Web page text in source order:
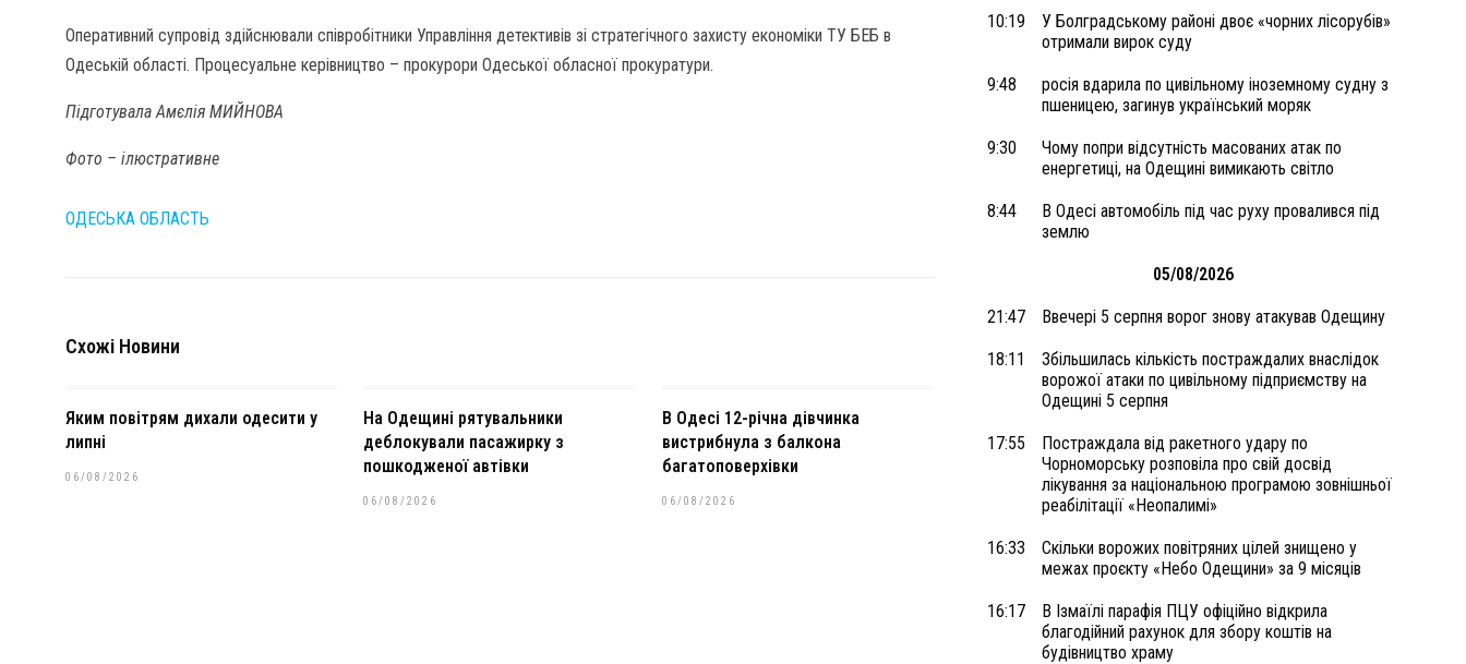
Оперативний супровід здійснювали співробітники Управління детективів зі стратегічного захисту економіки ТУ БЕБ в
Одеській області. Процесуальне керівництво – прокурори Одеської обласної прокуратури.
Підготувала Амєлія МИЙНОВА
Фото – ілюстративне
ОДЕСЬКА ОБЛАСТЬ
Схожі Новини
Яким повітрям дихали одесити у
липні
06/08/2026
На Одещині рятувальники
деблокували пасажирку з
пошкодженої автівки
06/08/2026
В Одесі 12-річна дівчинка
вистрибнула з балкона
багатоповерхівки
06/08/2026
10:19
У Болградському районі двоє «чорних лісорубів»
отримали вирок суду
9:48
росія вдарила по цивільному іноземному судну з
пшеницею, загинув український моряк
9:30
Чому попри відсутність масованих атак по
енергетиці, на Одещині вимикають світло
8:44
В Одесі автомобіль під час руху провалився під
землю
05/08/2026
21:47 Ввечері 5 серпня ворог знову атакував Одещину
18:11
Збільшилась кількість постраждалих внаслідок
ворожої атаки по цивільному підприємству на
Одещині 5 серпня
17:55
Постраждала від ракетного удару по
Чорноморську розповіла про свій досвід
лікування за національною програмою зовнішньої
реабілітації «Неопалимі»
16:33
Скільки ворожих повітряних цілей знищено у
межах проєкту «Небо Одещини» за 9 місяців
16:17
В Ізмаїлі парафія ПЦУ офіційно відкрила
благодійний рахунок для збору коштів на
будівництво храму